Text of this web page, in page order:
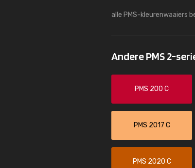
alle PMS-kleurenwaaiers
Andere PMS 2-
PMS 200 C
PMS 2017 C
PMS 2020 C